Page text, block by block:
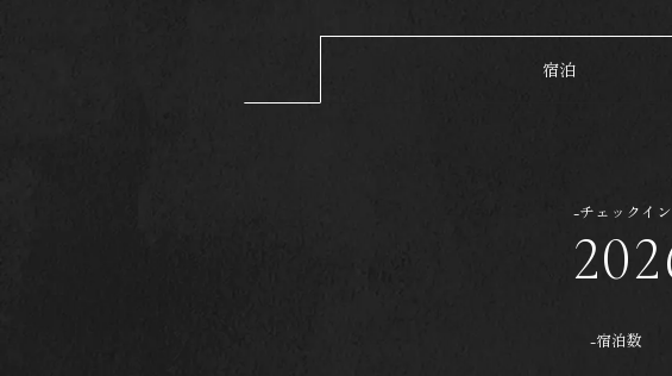
宿泊
-チェックイン
-宿泊数